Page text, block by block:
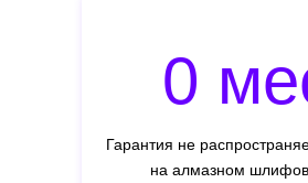
Гарантия не
на алмазном
0